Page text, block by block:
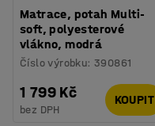
Matrace, potah Multi-
soft, polyesterové
vlákno, modrá
Číslo výrobku:390861
1 799 Kč
bez DPH
KOUPIT